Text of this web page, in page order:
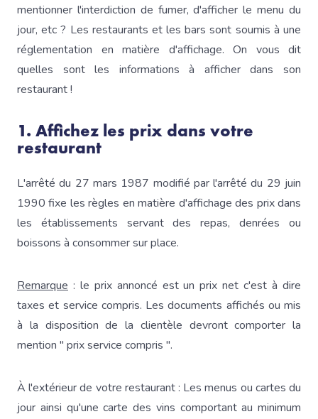
mentionner l'interdiction de fumer, d'afficher le menu du
jour, etc ? Les restaurants et les bars sont soumis à une
réglementation en matière d'affichage. On vous dit
quelles sont les informations à afficher dans son
restaurant !
1. Affichez les prix dans votre
restaurant
L'arrêté du 27 mars 1987 modifié par l'arrêté du 29 juin
1990 fixe les règles en matière d'affichage des prix dans
les établissements servant des repas, denrées ou
boissons à consommer sur place.
Remarque : le prix annoncé est un prix net c'est à dire
taxes et service compris. Les documents affichés ou mis
à la disposition de la clientèle devront comporter la
mention " prix service compris ".
À l'extérieur de votre restaurant : Les menus ou cartes du
jour ainsi qu'une carte des vins comportant au minimum